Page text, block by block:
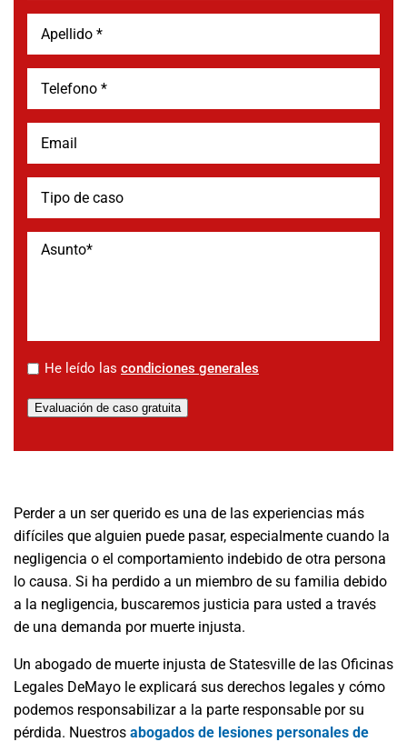
* He leído las condiciones generales
Evaluación de caso gratuita
Perder a un ser querido es una de las experiencias más
difíciles que alguien puede pasar, especialmente cuando la
negligencia o el comportamiento indebido de otra persona
lo causa. Si ha perdido a un miembro de su familia debido
a la negligencia, buscaremos justicia para usted a través
de una demanda por muerte injusta.
Un abogado de muerte injusta de Statesville de las Oficinas
Legales DeMayo le explicará sus derechos legales y cómo
podemos responsabilizar a la parte responsable por su
pérdida. Nuestros abogados de lesiones personales de